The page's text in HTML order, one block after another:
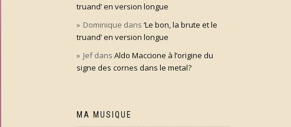
truand’ en version longue
Dominique dans ‘Le bon, la brute et le
truand’ en version longue
Jefdans Aldo Maccione à l’origine du
signe des cornes dans le metal?
MA MUSIQUE